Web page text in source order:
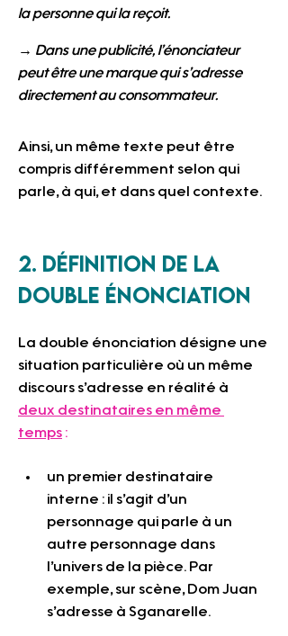
la personne qui la reçoit.
→ Dans une publicité, l’énonciateur
peut être une marque qui s’adresse
directement au consommateur.
Ainsi, un même texte peut être
compris différemment selon qui
parle, à qui, et dans quel contexte.
2. Définition de la
double énonciation
La double énonciation désigne une
situation particulière où un même
discours s’adresse en réalité à
deux destinataires en même
temps :
un premier destinataire
interne : il s’agit d’un
personnage qui parle à un
autre personnage dans
l’univers de la pièce. Par
exemple, sur scène, Dom Juan
s’adresse à Sganarelle.